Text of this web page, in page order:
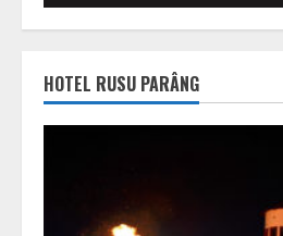
HOTEL RUSU PARÂNG